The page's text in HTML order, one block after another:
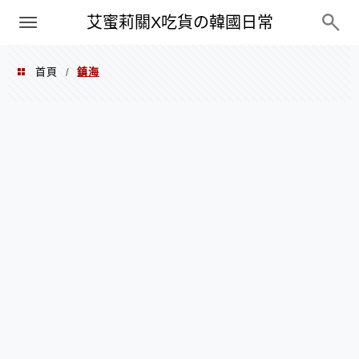
艾蜜莉關X吃貨の韓國日常
PXN
首頁 / 鎮海